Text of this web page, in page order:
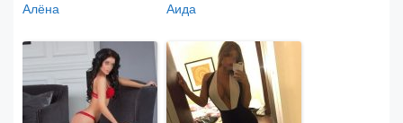
Алёна Аида